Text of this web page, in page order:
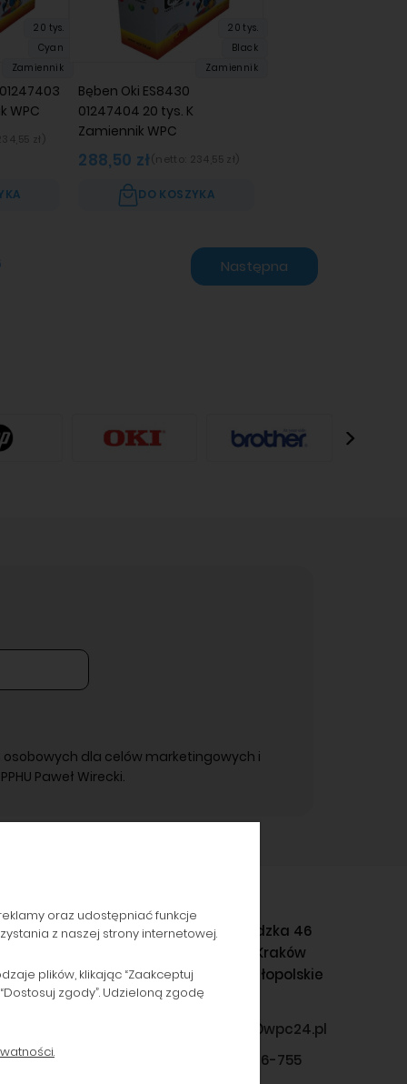
WPC
zł
20 tys.
Cyan
Zamiennik
Bęben Oki ES8430
01247404 20 tys. K
Zamiennik WPC
288,50 zł(netto: 234,55 zł
DO KOSZYKA
20 tys.
Black
Zamiennik
Następna
dla celów marketingowych i
Paweł Wirecki.
Gromadzka 46
30-719 Kraków
woj. małopolskie
sklep@wpc24.pl
660-776-755
oraz udostępniać funkcje
z naszej strony internetowej.
plików, klikając “Zaakceptuj
zgody”. Udzieloną zgodę